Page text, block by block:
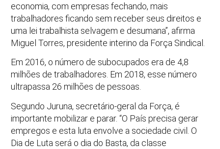
economia, com empresas fechando, mais
trabalhadores ficando sem receber seus direitos e
uma lei trabalhista selvagem e desumana”, afirma
Miguel Torres, presidente interino da Força Sindical.
Em 2016, o número de subocupados era de 4,8
milhões de trabalhadores. Em 2018, esse número
ultrapassa 26 milhões de pessoas.
Segundo Juruna, secretário-geral da Força, é
importante mobilizar e parar. “O País precisa gerar
empregos e esta luta envolve a sociedade civil. O
Dia de Luta será o dia do Basta, da classe